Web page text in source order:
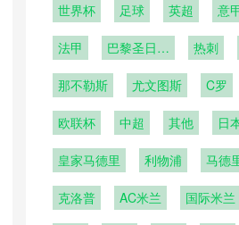
世界杯 足球 英超 意
法甲
巴黎圣日耳
热刺
那不勒斯 尤文图斯 C罗
欧联杯 中超 其他 日
皇家马德里 利物浦 马德
克洛普 AC米兰 国际米兰